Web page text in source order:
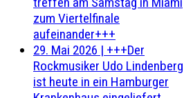
zum Viertelfinale
aufeinander+++
29. Mai 2026 | +++Der
Rockmusiker Udo Lindenberg
ist heute in ein Hamburger